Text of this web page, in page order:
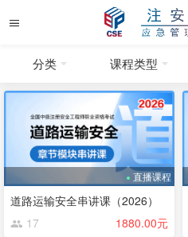
分类 课程类型
直播课程
道路运输安全串讲课（2026）
17
1880.00元